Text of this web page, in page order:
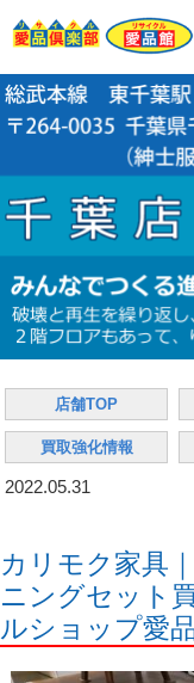
店舗TOP
買取強化情報
2022.05.31
カリモク家具
ニングセット
ルショップ愛